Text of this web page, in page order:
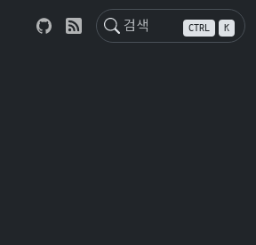
CTRL K